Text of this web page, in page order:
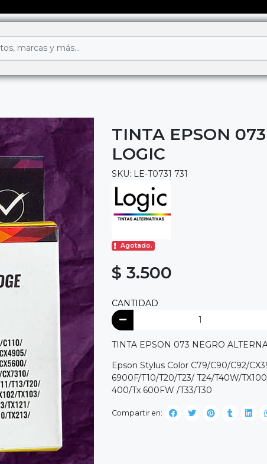
TINTA EPSON
LOGIC
SKU: LE-T0731 731
Agotado.
$ 3.500
CANTIDAD
TINTA EPSON 073 NEGRO
Epson Stylus Color C79/C90/C92/
6900F/T10/T20/T23/ T24/T40W/
400/Tx 600FW /T33/T30
Compartir en: